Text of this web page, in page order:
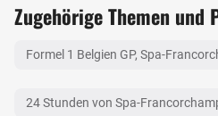
Zugehörige Themen und
Formel 1 Belgien GP, Spa-
24 Stunden von Spa-